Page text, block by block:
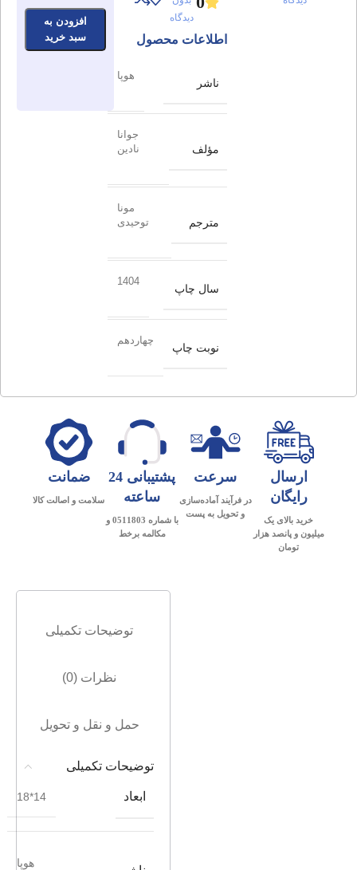
دیدگاه
اطلاعات محصول
ناشر
هوپا
مؤلف
جوانا
نادین
مترجم
مونا
توحیدی
سال چاپ
1404
نوبت چاپ
چهاردهم
افزودن به
سبد خرید
ارسال
رایگان
خرید بالای یک
میلیون و پانصد هزار
تومان
سرعت
در فرآیند آماده‌سازی
و تحویل به پست
پشتیبانی 24
ساعته
با شماره 0511803 و
مکالمه برخط
ضمانت
سلامت و اصالت کالا
توضیحات تکمیلی
نظرات (0)
حمل و نقل و تحویل
توضیحات تکمیلی
ابعاد 14*18
هوپا